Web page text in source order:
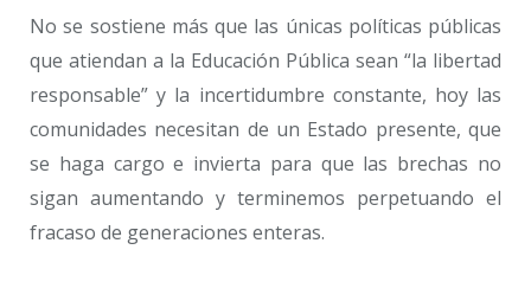
No se sostiene más que las únicas políticas públicas
que atiendan a la Educación Pública sean “la libertad
responsable” y la incertidumbre constante, hoy las
comunidades necesitan de un Estado presente, que
se haga cargo e invierta para que las brechas no
sigan aumentando y terminemos perpetuando el
fracaso de generaciones enteras.